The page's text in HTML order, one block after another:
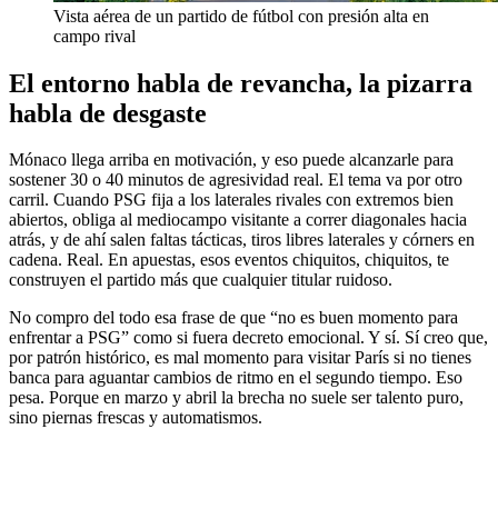
Vista aérea de un partido de fútbol con presión alta en
campo rival
El entorno habla de revancha, la pizarra
habla de desgaste
Mónaco llega arriba en motivación, y eso puede alcanzarle para
sostener 30 o 40 minutos de agresividad real. El tema va por otro
carril. Cuando PSG fija a los laterales rivales con extremos bien
abiertos, obliga al mediocampo visitante a correr diagonales hacia
atrás, y de ahí salen faltas tácticas, tiros libres laterales y córners en
cadena. Real. En apuestas, esos eventos chiquitos, chiquitos, te
construyen el partido más que cualquier titular ruidoso.
No compro del todo esa frase de que “no es buen momento para
enfrentar a PSG” como si fuera decreto emocional. Y sí. Sí creo que,
por patrón histórico, es mal momento para visitar París si no tienes
banca para aguantar cambios de ritmo en el segundo tiempo. Eso
pesa. Porque en marzo y abril la brecha no suele ser talento puro,
sino piernas frescas y automatismos.